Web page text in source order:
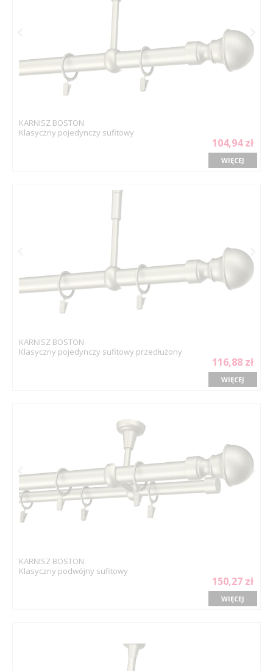
KARNISZ BOSTON
Klasyczny pojedynczy sufitowy
104,94 zł
WIĘCEJ
KARNISZ BOSTON
Klasyczny pojedynczy sufitowy przedłużony
116,88 zł
WIĘCEJ
KARNISZ BOSTON
Klasyczny podwójny sufitowy
150,27 zł
WIĘCEJ